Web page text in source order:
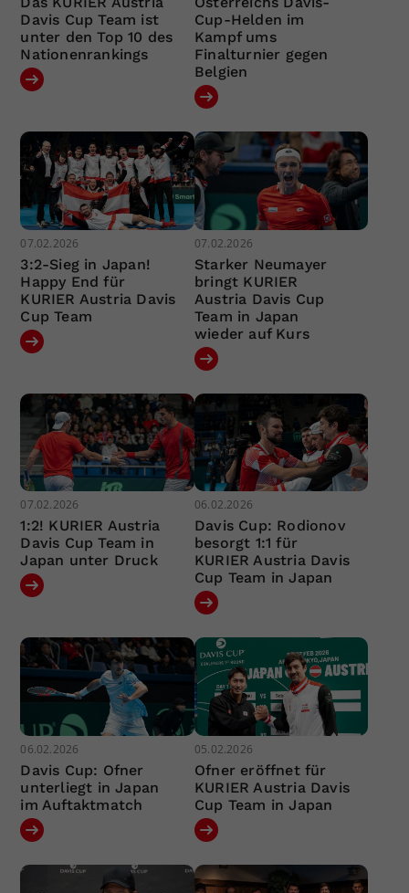
Davis Cup Team ist
unter den Top 10 des
Nationenrankings
Cup-Helden im
Kampf ums
Finalturnier gegen
Belgien
07.02.2026
3:2-Sieg in Japan!
Happy End für
KURIER Austria Davis
Cup Team
07.02.2026
Starker Neumayer
bringt KURIER
Austria Davis Cup
Team in Japan
wieder auf Kurs
07.02.2026
1:2! KURIER Austria
Davis Cup Team in
Japan unter Druck
06.02.2026
Davis Cup: Rodionov
besorgt 1:1 für
KURIER Austria Davis
Cup Team in Japan
06.02.2026
Davis Cup: Ofner
unterliegt in Japan
im Auftaktmatch
05.02.2026
Ofner eröffnet für
KURIER Austria Davis
Cup Team in Japan